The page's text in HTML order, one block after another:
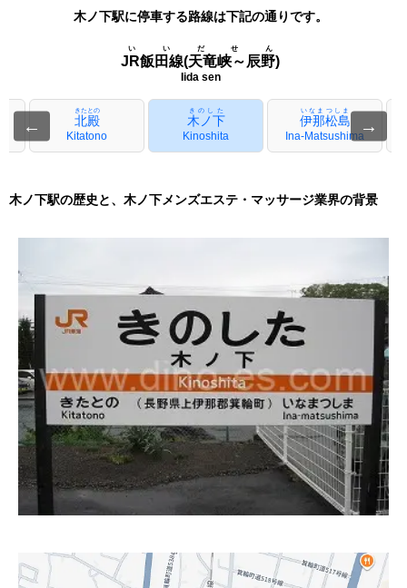
木ノ下駅に停車する路線は下記の通りです。
JR飯田線(天竜峡～辰野)
いいだせん
Iida sen
← 北殿
きたとの
Kitatono
木ノ下
きのした
Kinoshita
伊那松島
いなまつしま
Ina-Matsushima
→
木ノ下駅の歴史と、木ノ下メンズエステ・マッサージ業界の背景